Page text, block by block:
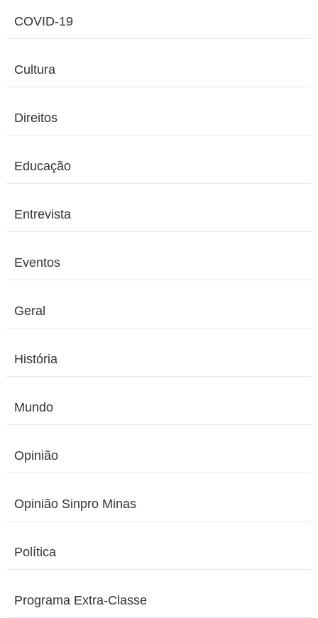
COVID-19
Cultura
Direitos
Educação
Entrevista
Eventos
Geral
História
Mundo
Opinião
Opinião Sinpro Minas
Política
Programa Extra-Classe